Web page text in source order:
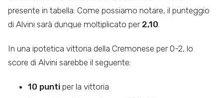
presente in tabella. Come possiamo notare, il punteggio
di Alvini sarà dunque moltiplicato per 2,10.
In una ipotetica vittoria della Cremonese per 0-2, lo
score di Alvini sarebbe il seguente:
10 punti per la vittoria